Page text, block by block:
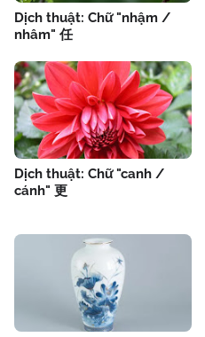
Dịch thuật: Chữ "nhậm /
nhâm" 任
Dịch thuật: Chữ "canh /
cánh" 更